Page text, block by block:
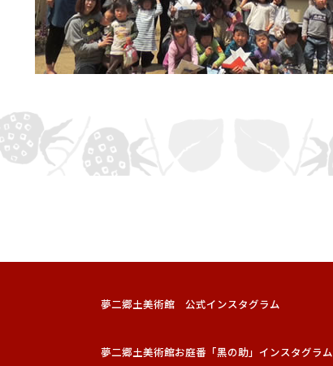
夢二郷土美術館 公式インスタグラム
夢二郷土美術館お庭番「黑の助」インスタグラム